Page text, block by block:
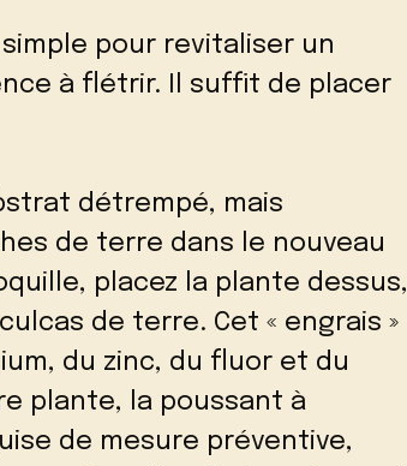
pour revitaliser un
à flétrir. Il suffit de placer
détrempé, mais
de terre dans le nouveau
placez la plante dessus,
de terre. Cet « engrais »
du zinc, du fluor et du
plante, la poussant à
de mesure préventive,